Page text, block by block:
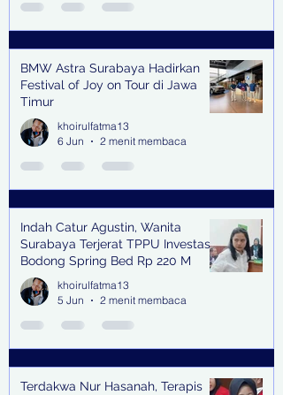
BMW Astra Surabaya Hadirkan
Festival of Joy on Tour di Jawa
Timur
khoirulfatma13
6 Jun
2 menit membaca
Indah Catur Agustin, Wanita
Surabaya Terjerat TPPU Investasi
Bodong Spring Bed Rp 220 M
khoirulfatma13
5 Jun
2 menit membaca
Terdakwa Nur Hasanah, Terapis